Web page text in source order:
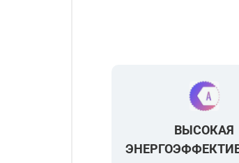
ВЫСОКАЯ